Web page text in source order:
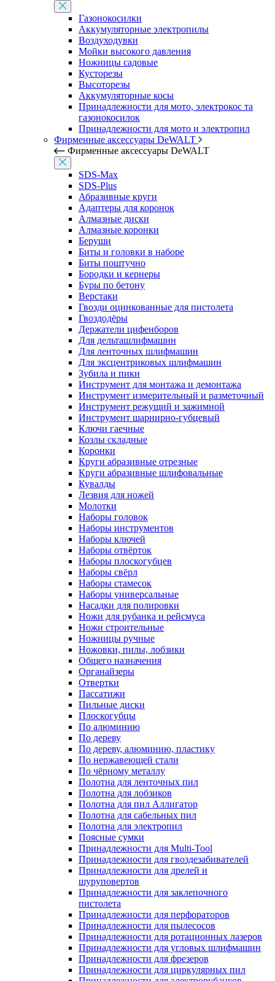
Газонокосилки
Аккумуляторные электропилы
Воздуходувки
Мойки высокого давления
Ножницы садовые
Кусторезы
Высоторезы
Аккумуляторные косы
Принадлежности для мото, электрокос та
газонокосилок
Принадлежности для мото и электропил
Фирменные аксессуары DeWALT
Фирменные аксессуары DeWALT
SDS-Max
SDS-Plus
Абразивные круги
Адаптеры для коронок
Алмазные диски
Алмазные коронки
Беруши
Биты и головки в наборе
Биты поштучно
Бородки и кернеры
Буры по бетону
Верстаки
Гвозди оцинкованные для пистолета
Гвоздодёры
Держатели цифенборов
Для дельташлифмашин
Для ленточных шлифмашин
Для эксцентриковых шлифмашин
Зубила и пики
Инструмент для монтажа и демонтажа
Инструмент измерительный и разметочный
Инструмент режущий и зажимной
Инструмент шарнирно-губцевый
Ключи гаечные
Козлы складные
Коронки
Круги абразивные отрезные
Круги абразивные шлифовальные
Кувалды
Лезвия для ножей
Молотки
Наборы головок
Наборы инструментов
Наборы ключей
Наборы отвёрток
Наборы плоскогубцев
Наборы свёрл
Наборы стамесок
Наборы универсальные
Насадки для полировки
Ножи для рубанка и рейсмуса
Ножи строительные
Ножницы ручные
Ножовки, пилы, лобзики
Общего назначения
Органайзеры
Отвертки
Пассатижи
Пильные диски
Плоскогубцы
По алюминию
По дереву
По дереву, алюминию, пластику
По нержавеющей стали
По чёрному металлу
Полотна для ленточных пил
Полотна для лобзиков
Полотна для пил Аллигатор
Полотна для сабельных пил
Полотна для электропил
Поясные сумки
Принадлежности для Multi-Tool
Принадлежности для гвоздезабивателей
Принадлежности для дрелей и
шуруповертов
Принадлежности для заклепочного
пистолета
Принадлежности для перфораторов
Принадлежности для пылесосов
Принадлежности для ротационных лазеров
Принадлежности для угловых шлифмашин
Принадлежности для фрезеров
Принадлежности для циркулярных пил